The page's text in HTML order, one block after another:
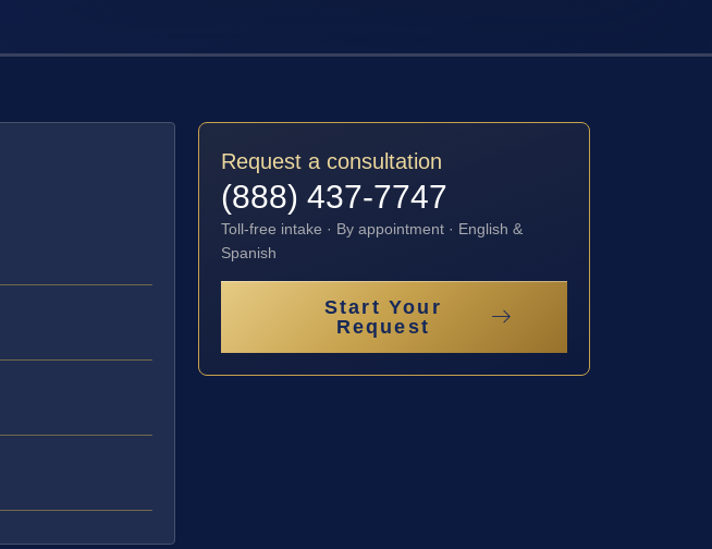
Request a consultation
(888) 437-7747
Toll-free intake · By appointment · English &
Spanish
Start Your
Request